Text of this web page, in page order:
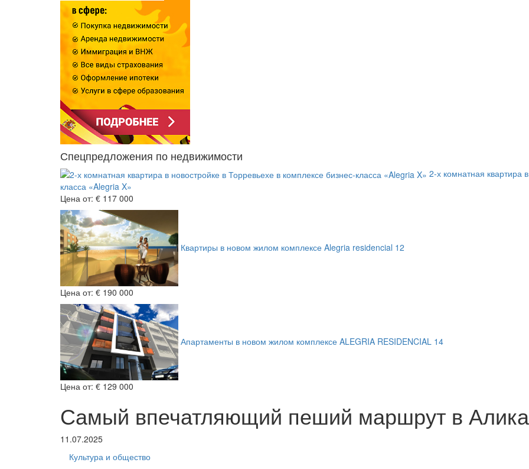
Спецпредложения по недвижимости
2-х комнатная квартира
класса «Alegria X»
Цена от: € 117 000
Квартиры в новом жилом комплексе Alegria residencial 12
Цена от: € 190 000
Апартаменты в новом жилом комплексе ALEGRIA RESIDENCIAL 14
Цена от: € 129 000
Самый впечатляющий пеший маршрут в
11.07.2025
Культура и общество